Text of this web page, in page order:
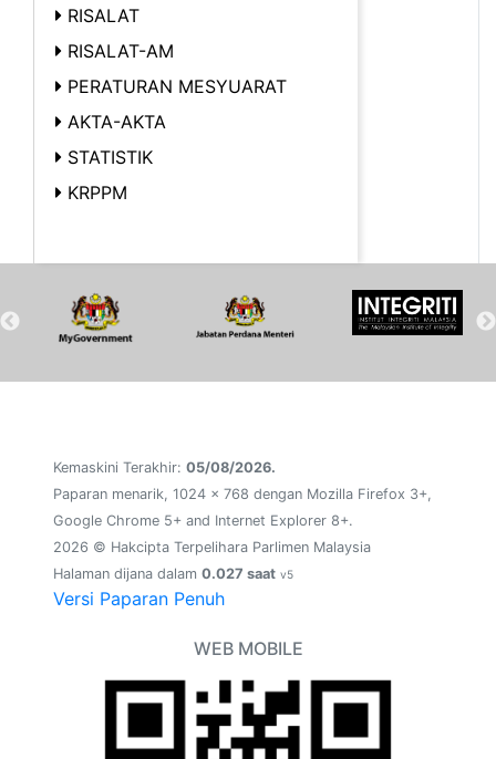
RISALAT
RISALAT-AM
PERATURAN MESYUARAT
AKTA-AKTA
STATISTIK
KRPPM
Kemaskini Terakhir: 05/08/2026.
Paparan menarik, 1024 x 768 dengan Mozilla Firefox 3+,
Google Chrome 5+ and Internet Explorer 8+.
2026 © Hakcipta Terpelihara Parlimen Malaysia
Halaman dijana dalam 0.027 saat v5
Versi Paparan Penuh
WEB MOBILE